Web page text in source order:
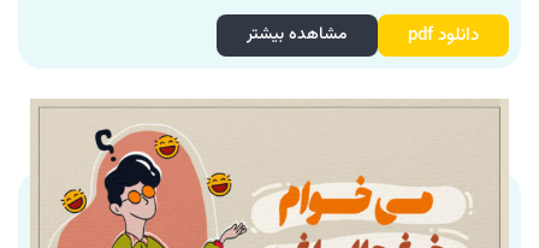
دانلود pdf مشاهده بیشتر